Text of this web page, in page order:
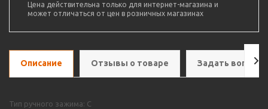
Цена действительна только для интернет-магазина и
может отличаться от цен в розничных магазинах
Описание Отзывы о товаре Задать вопрос
Тип ручного зажима: С